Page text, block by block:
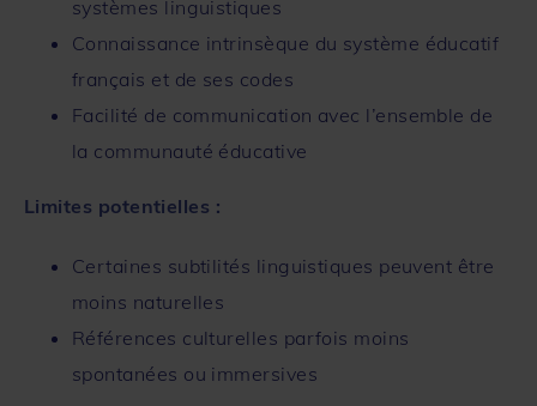
systèmes linguistiques
Connaissance intrinsèque du système éducatif
français et de ses codes
Facilité de communication avec l’ensemble de
la communauté éducative
Limites potentielles :
Certaines subtilités linguistiques peuvent être
moins naturelles
Références culturelles parfois moins
spontanées ou immersives